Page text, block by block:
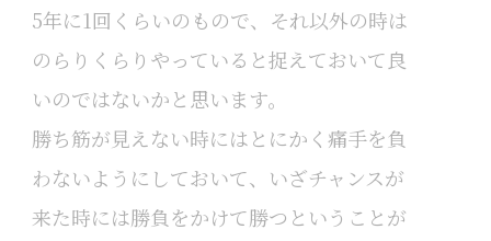
5年に1回くらいのもので、それ以外の時は
のらりくらりやっていると捉えておいて良
いのではないかと思います。
勝ち筋が見えない時にはとにかく痛手を負
わないようにしておいて、いざチャンスが
来た時には勝負をかけて勝つということが